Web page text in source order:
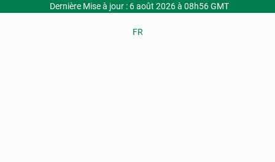
Dernière Mise à jour : 6 août 2026 à 08h56 GMT
FR